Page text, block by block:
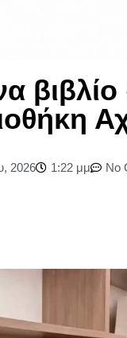
2026 1:22 μμ No